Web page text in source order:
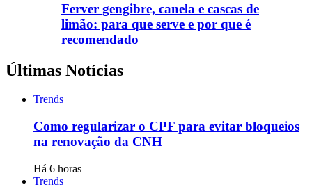
Ferver gengibre, canela e cascas de
limão: para que serve e por que é
recomendado
Últimas Notícias
Trends
Como regularizar o CPF para evitar bloqueios
na renovação da CNH
Há 6 horas
Trends